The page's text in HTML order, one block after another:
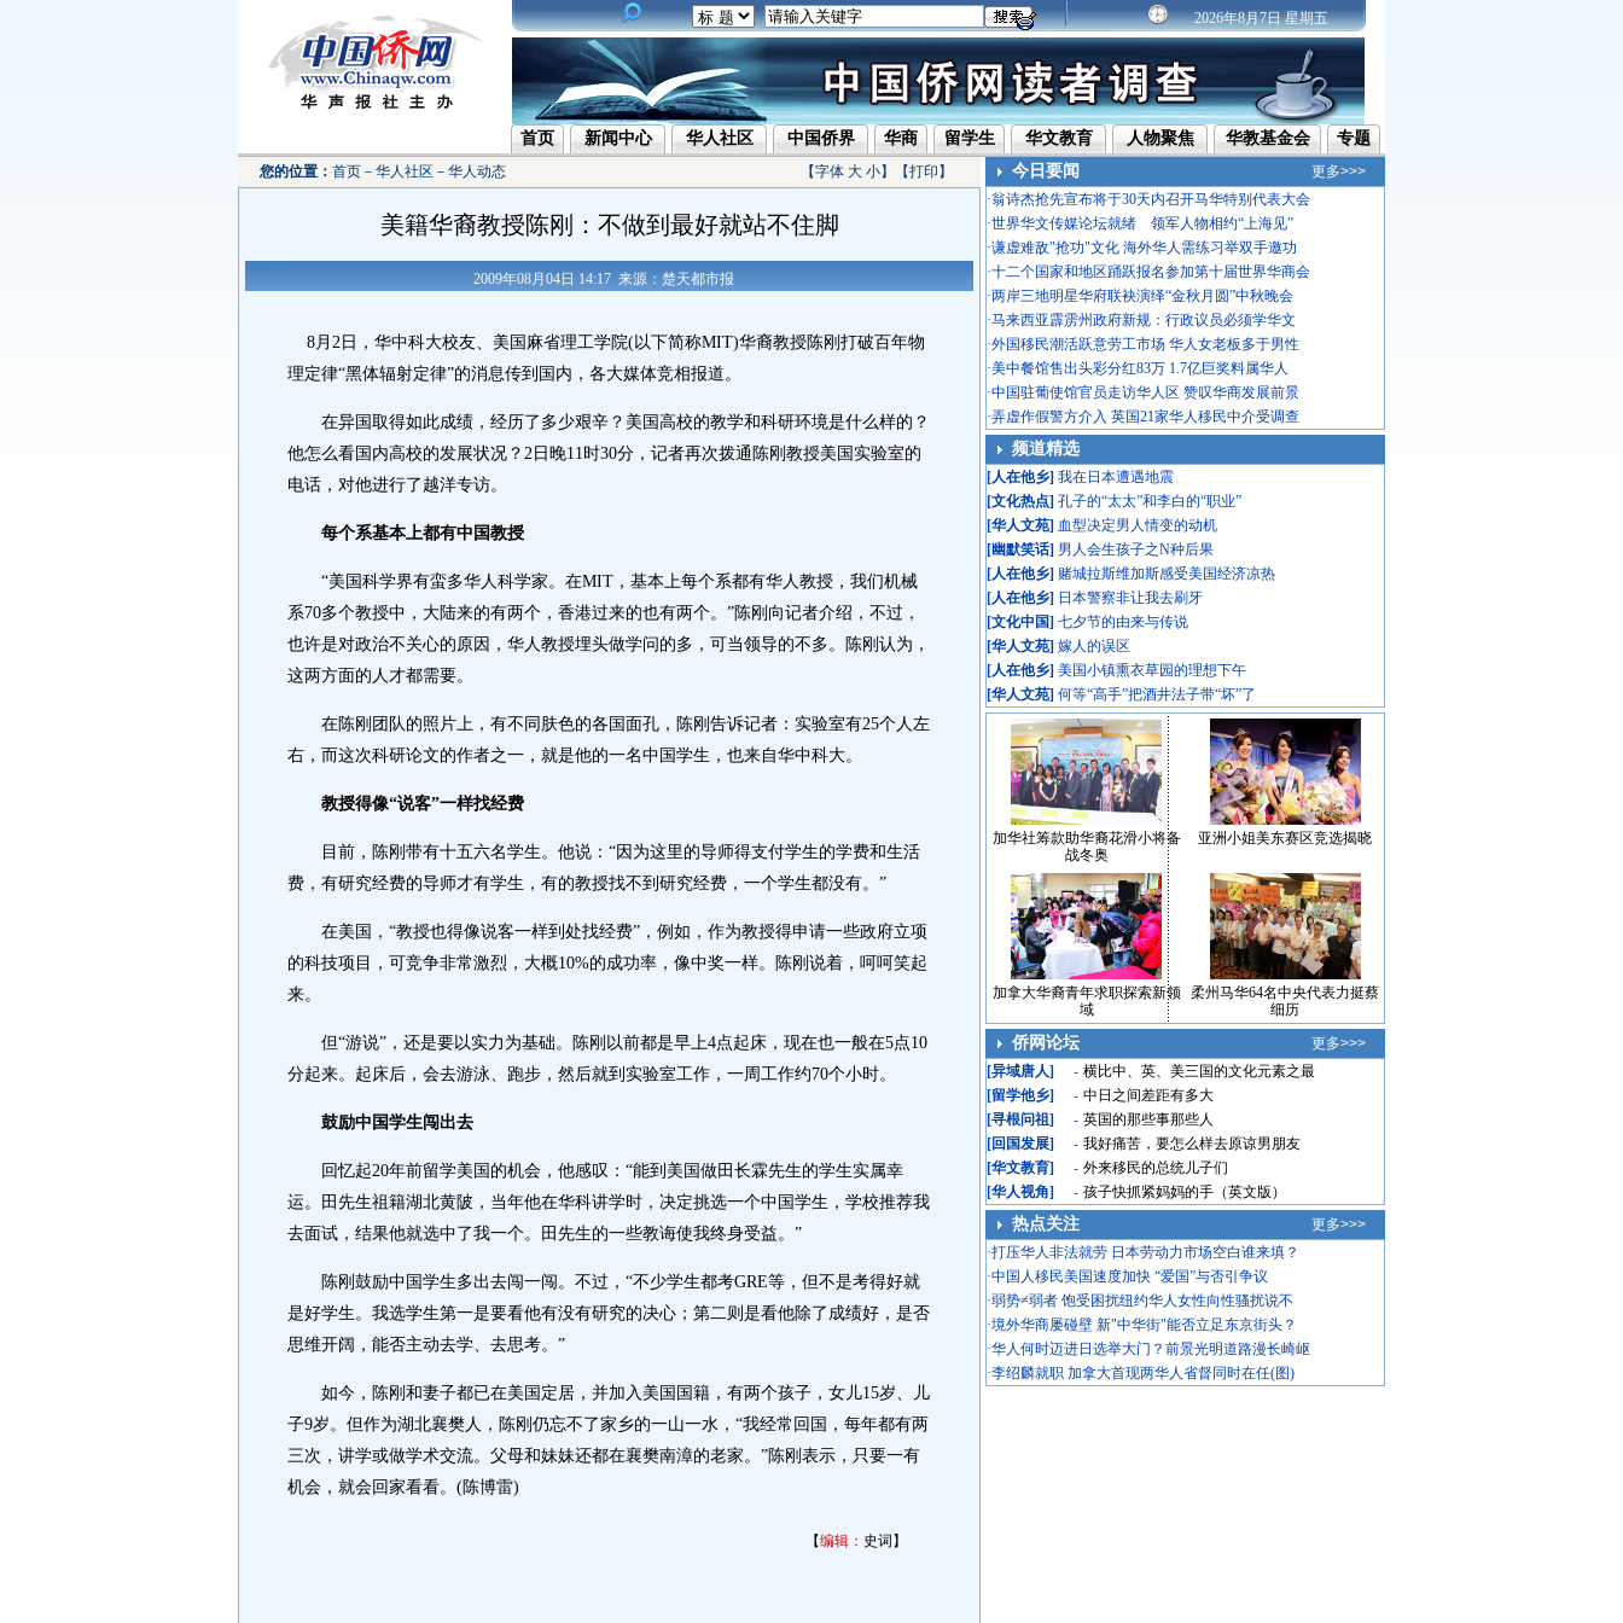
2026年8月7日 星期五
首页 新闻中心 华人社区 中国侨界 华商 留学生 华文教育 人物聚焦 华教基金会 专题
您的位置： 首页 － 华人社区 － 华人动态 【字体 大 小】【打印 】
美籍华裔教授陈刚：不做到最好就站不住脚
2009年08月04日 14:17 来源：楚天都市报
8月2日，华中科大校友、美国麻省理工学院(以下简称MIT)华裔教授陈刚打破百年物
理定律“黑体辐射定律”的消息传到国内，各大媒体竞相报道。
在异国取得如此成绩，经历了多少艰辛？美国高校的教学和科研环境是什么样的？
他怎么看国内高校的发展状况？2日晚11时30分，记者再次拨通陈刚教授美国实验室的
电话，对他进行了越洋专访。
每个系基本上都有中国教授
“美国科学界有蛮多华人科学家。在MIT，基本上每个系都有华人教授，我们机械
系70多个教授中，大陆来的有两个，香港过来的也有两个。”陈刚向记者介绍，不过，
也许是对政治不关心的原因，华人教授埋头做学问的多，可当领导的不多。陈刚认为，
这两方面的人才都需要。
在陈刚团队的照片上，有不同肤色的各国面孔，陈刚告诉记者：实验室有25个人左
右，而这次科研论文的作者之一，就是他的一名中国学生，也来自华中科大。
教授得像“说客”一样找经费
目前，陈刚带有十五六名学生。他说：“因为这里的导师得支付学生的学费和生活
费，有研究经费的导师才有学生，有的教授找不到研究经费，一个学生都没有。”
在美国，“教授也得像说客一样到处找经费”，例如，作为教授得申请一些政府立项
的科技项目，可竞争非常激烈，大概10%的成功率，像中奖一样。陈刚说着，呵呵笑起
来。
但“游说”，还是要以实力为基础。陈刚以前都是早上4点起床，现在也一般在5点10
分起来。起床后，会去游泳、跑步，然后就到实验室工作，一周工作约70个小时。
鼓励中国学生闯出去
回忆起20年前留学美国的机会，他感叹：“能到美国做田长霖先生的学生实属幸
运。田先生祖籍湖北黄陂，当年他在华科讲学时，决定挑选一个中国学生，学校推荐我
去面试，结果他就选中了我一个。田先生的一些教诲使我终身受益。”
陈刚鼓励中国学生多出去闯一闯。不过，“不少学生都考GRE等，但不是考得好就
是好学生。我选学生第一是要看他有没有研究的决心；第二则是看他除了成绩好，是否
思维开阔，能否主动去学、去思考。”
如今，陈刚和妻子都已在美国定居，并加入美国国籍，有两个孩子，女儿15岁、儿
子9岁。但作为湖北襄樊人，陈刚仍忘不了家乡的一山一水，“我经常回国，每年都有两
三次，讲学或做学术交流。父母和妹妹还都在襄樊南漳的老家。”陈刚表示，只要一有
机会，就会回家看看。(陈博雷)
【编辑： 史词】
今日要闻
更多>>>
·翁诗杰抢先宣布将于30天内召开马华特别代表大会
·世界华文传媒论坛就绪 领军人物相约“上海见”
·谦虚难敌"抢功"文化 海外华人需练习举双手邀功
·十二个国家和地区踊跃报名参加第十届世界华商会
·两岸三地明星华府联袂演绎“金秋月圆”中秋晚会
·马来西亚霹雳州政府新规：行政议员必须学华文
·外国移民潮活跃意劳工市场 华人女老板多于男性
·美中餐馆售出头彩分红83万 1.7亿巨奖料属华人
·中国驻葡使馆官员走访华人区 赞叹华商发展前景
·弄虚作假警方介入 英国21家华人移民中介受调查
频道精选
[人在他乡] 我在日本遭遇地震
[文化热点] 孔子的“太太”和李白的“职业”
[华人文苑] 血型决定男人情变的动机
[幽默笑话] 男人会生孩子之N种后果
[人在他乡] 赌城拉斯维加斯感受美国经济凉热
[人在他乡] 日本警察非让我去刷牙
[文化中国] 七夕节的由来与传说
[华人文苑] 嫁人的误区
[人在他乡] 美国小镇熏衣草园的理想下午
[华人文苑] 何等“高手”把酒井法子带“坏”了
加华社筹款助华裔花滑小将备
战冬奥
亚洲小姐美东赛区竞选揭晓
加拿大华裔青年求职探索新领
域
柔州马华64名中央代表力挺蔡
细历
侨网论坛
更多>>>
[异域唐人]
[留学他乡]
[寻根问祖]
[回国发展]
[华文教育]
[华人视角]
- 横比中、英、美三国的文化元素之最
- 中日之间差距有多大
- 英国的那些事那些人
- 我好痛苦，要怎么样去原谅男朋友
- 外来移民的总统儿子们
- 孩子快抓紧妈妈的手（英文版）
热点关注
更多>>>
·打压华人非法就劳 日本劳动力市场空白谁来填？
·中国人移民美国速度加快 “爱国”与否引争议
·弱势≠弱者 饱受困扰纽约华人女性向性骚扰说不
·境外华商屡碰壁 新"中华街"能否立足东京街头？
·华人何时迈进日选举大门？前景光明道路漫长崎岖
·李绍麟就职 加拿大首现两华人省督同时在任(图)